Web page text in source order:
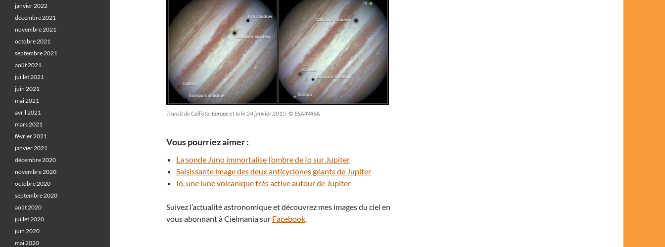
Transit de Callisto, Europe et Io le 24 janvier 2015. © ESA/NASA
Vous pourriez aimer :
La sonde Juno immortalise l’ombre de Io sur Jupiter
Saisissante image des deux anticyclones géants de Jupiter
Io, une lune volcanique très active autour de Jupiter
Suivez l’actualité astronomique et découvrez mes images du ciel en
vous abonnant à Cielmania sur Facebook.
janvier 2022
décembre 2021
novembre 2021
octobre 2021
septembre 2021
août 2021
juillet 2021
juin 2021
mai 2021
avril 2021
mars 2021
février 2021
janvier 2021
décembre 2020
novembre 2020
octobre 2020
septembre 2020
août 2020
juillet 2020
juin 2020
mai 2020